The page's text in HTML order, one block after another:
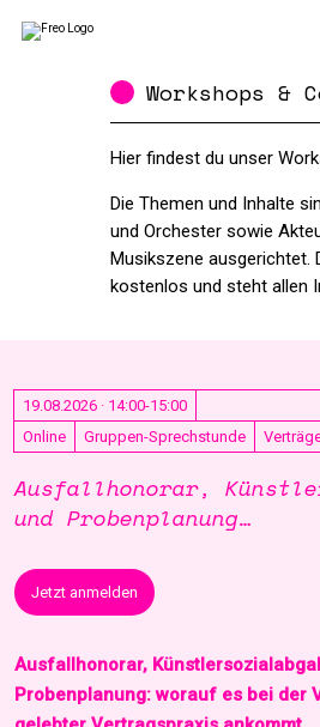
Workshops &
Hier findest du unser
Die Themen und Inhalte
und Orchester sowie
Musikszene ausgerichtet.
kostenlos und steht allen
19.08.2026 · 14:00-15:00
Online
Gruppen-Sprechstunde
Ausfallhonorar,
und Probenplanung…
Jetzt anmelden
Ausfallhonorar,
Probenplanung: worauf es bei der